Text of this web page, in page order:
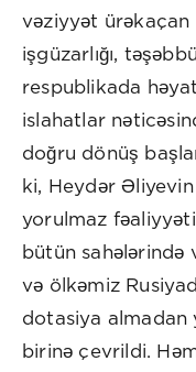
vəziyyət
işgüzarlığı,
respublikada
islahatlar
doğru dönüş
ki, Heydər Əliyevin
yorulmaz
bütün sahələrində
və ölkəmiz
dotasiya almadan
birinə çevrildi.